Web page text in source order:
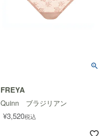
FREYA
Quinn ブラジリアン
¥3,520税込